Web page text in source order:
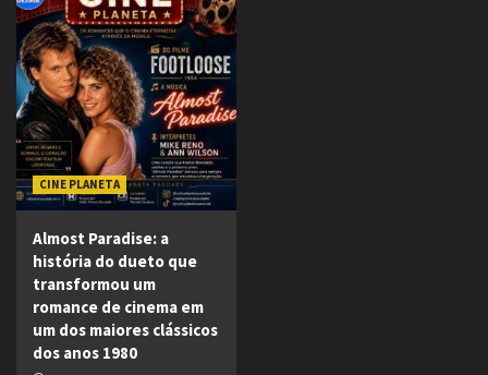
CINE PLANETA
Almost Paradise: a
história do dueto que
transformou um
romance de cinema em
um dos maiores clássicos
dos anos 1980